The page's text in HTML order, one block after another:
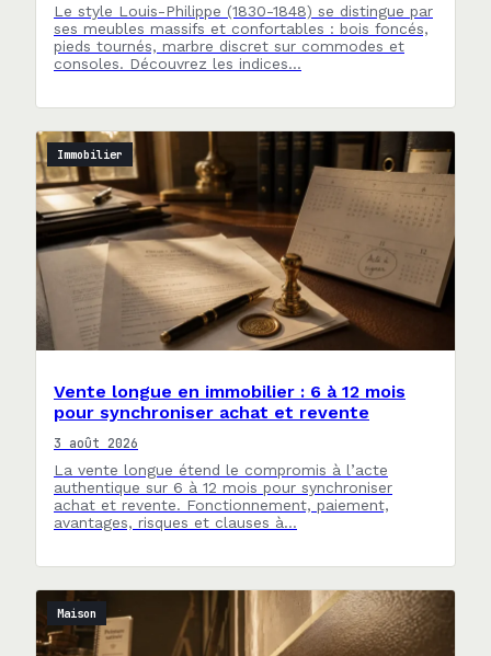
Le style Louis-Philippe (1830-1848) se distingue par
ses meubles massifs et confortables : bois foncés,
pieds tournés, marbre discret sur commodes et
consoles. Découvrez les indices…
Immobilier
Vente longue en immobilier : 6 à 12 mois
pour synchroniser achat et revente
3 août 2026
La vente longue étend le compromis à l’acte
authentique sur 6 à 12 mois pour synchroniser
achat et revente. Fonctionnement, paiement,
avantages, risques et clauses à…
Maison